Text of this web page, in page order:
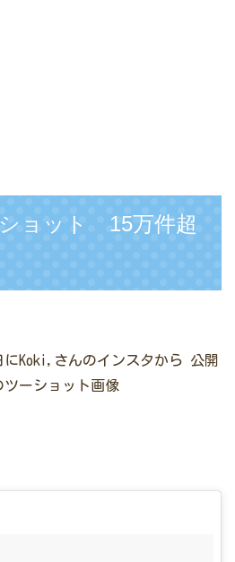
ョット 15万件超
にKoki,さんのインスタから 公開
ーショット画像